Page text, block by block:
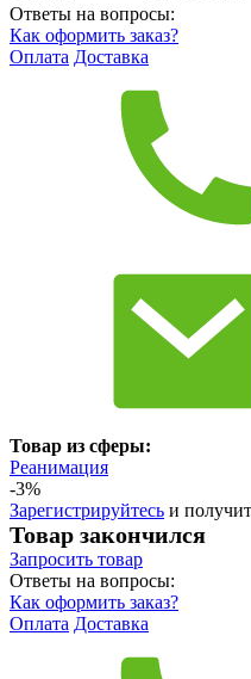
Ответы на вопросы:
Как оформить заказ?
Оплата Доставка
Товар из сферы:
Реанимация
-3%
Зарегистрируйтесь и
Товар закончился
Запросить товар
Ответы на вопросы:
Как оформить заказ?
Оплата Доставка